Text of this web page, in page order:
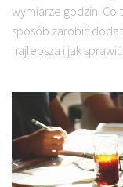
wymiarze godzin. Co
sposób zarobić
najlepsza i jak